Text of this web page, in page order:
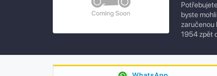
byste
zaručenou
1954 zpět